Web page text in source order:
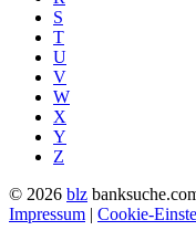
S
T
U
V
W
X
Y
Z
© 2026 blz
Impressum | Cookie-